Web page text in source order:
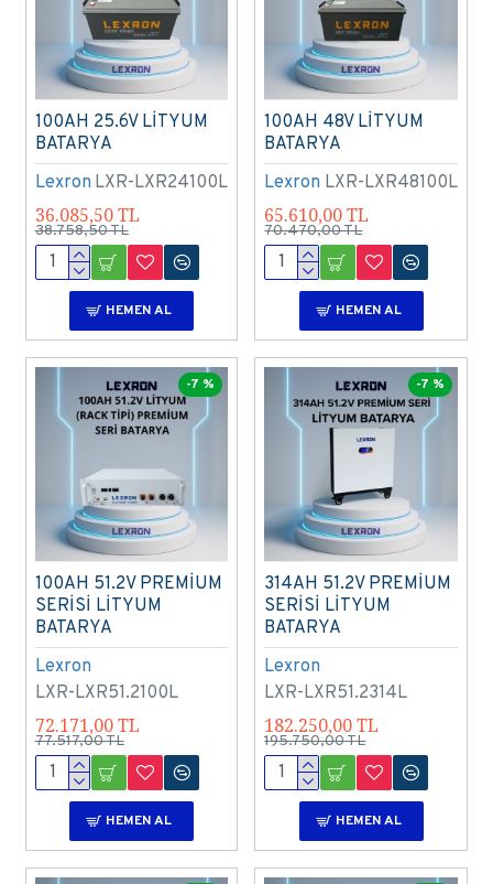
Lexron LXR-LXR24100L
100AH 25.6V LİTYUM
BATARYA
36.085,50 TL
38.758,50 TL
HEMEN AL
Lexron LXR-LXR48100L
100AH 48V LİTYUM
BATARYA
65.610,00 TL
70.470,00 TL
HEMEN AL
-7 %
Lexron
LXR-LXR51.2100L
100AH 51.2V PREMİUM
SERİSİ LİTYUM
BATARYA
72.171,00 TL
77.517,00 TL
HEMEN AL
-7 %
Lexron
LXR-LXR51.2314L
314AH 51.2V PREMİUM
SERİSİ LİTYUM
BATARYA
182.250,00 TL
195.750,00 TL
HEMEN AL